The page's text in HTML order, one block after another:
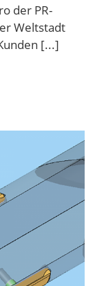
der PR-
Weltstadt
[...]